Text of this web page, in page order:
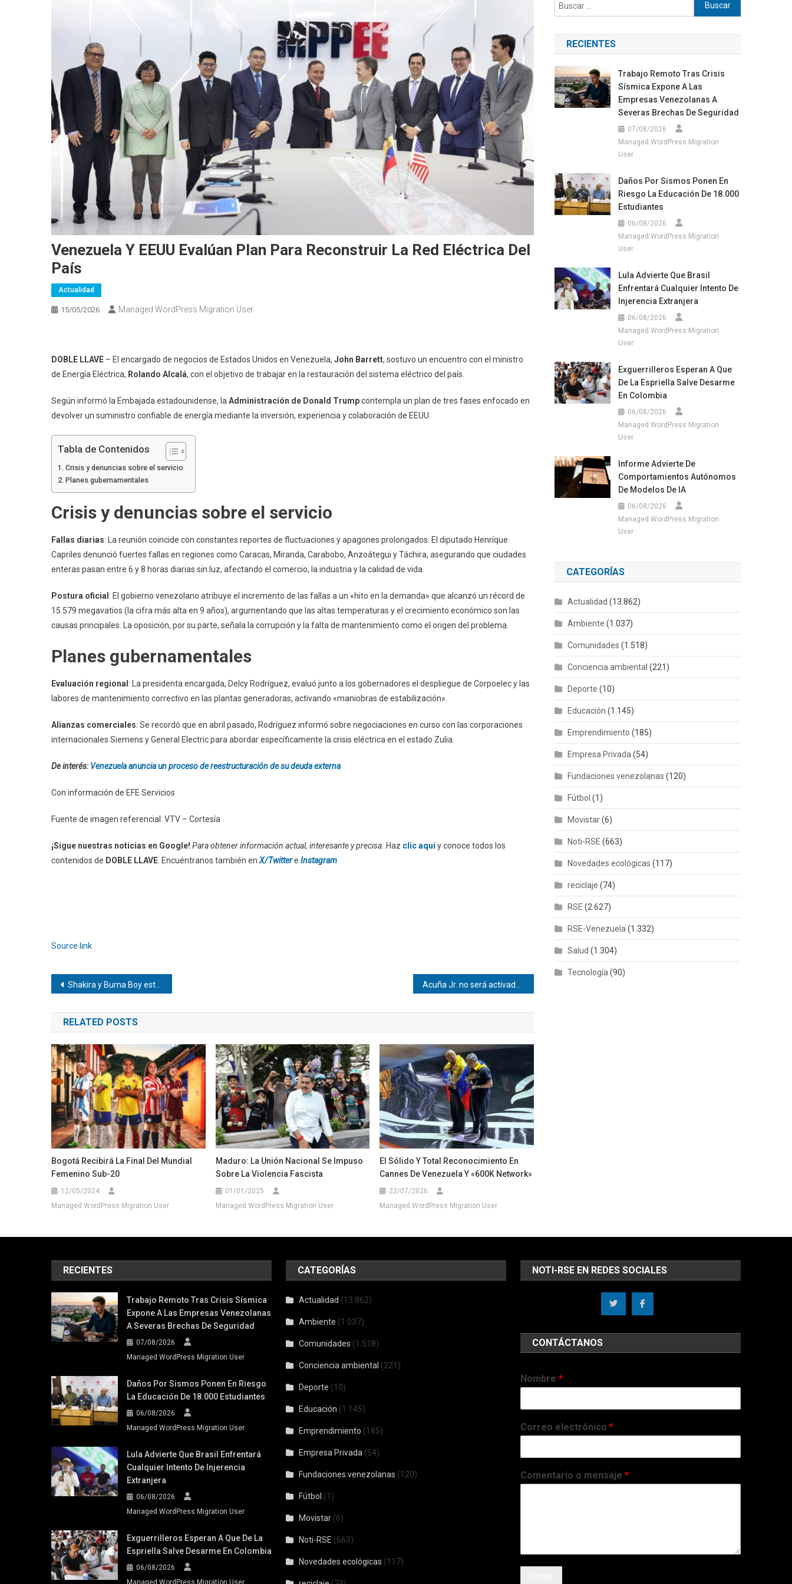
Venezuela Y EEUU Evalúan Plan Para Reconstruir La Red Eléctrica Del
País
Actualidad
15/05/2026 Managed WordPress Migration User
DOBLE LLAVE – El encargado de negocios de Estados Unidos en Venezuela, John Barrett, sostuvo un encuentro con el ministro
de Energía Eléctrica, Rolando Alcalá, con el objetivo de trabajar en la restauración del sistema eléctrico del país.
Según informó la Embajada estadounidense, la Administración de Donald Trumpcontempla un plan de tres fases enfocado en
devolver un suministro confiable de energía mediante la inversión, experiencia y colaboración de EEUU.
Tabla de Contenidos
Crisis y denuncias sobre el servicio
Planes gubernamentales
Crisis y denuncias sobre el servicio
Fallas diarias: La reunión coincide con constantes reportes de fluctuaciones y apagones prolongados. El diputado Henríque
Capriles denunció fuertes fallas en regiones como Caracas, Miranda, Carabobo, Anzoátegui y Táchira, asegurando que ciudades
enteras pasan entre 6 y 8 horas diarias sin luz, afectando el comercio, la industria y la calidad de vida.
Postura oficial : El gobierno venezolano atribuye el incremento de las fallas a un «hito en la demanda» que alcanzó un récord de
15.579 megavatios (la cifra más alta en 9 años), argumentando que las altas temperaturas y el crecimiento económico son las
causas principales. La oposición, por su parte, señala la corrupción y la falta de mantenimiento como el origen del problema.
Planes gubernamentales
Evaluación regional : La presidenta encargada, Delcy Rodríguez, evaluó junto a los gobernadores el despliegue de Corpoelec y las
labores de mantenimiento correctivo en las plantas generadoras, activando «maniobras de estabilización».
Alianzas comerciales: Se recordó que en abril pasado, Rodríguez informó sobre negociaciones en curso con las corporaciones
internacionales Siemens y General Electric para abordar específicamente la crisis eléctrica en el estado Zulia.
De interés:Venezuela anuncia un proceso de reestructuración de su deuda externa
Con información de EFE Servicios
Fuente de imagen referencial: VTV – Cortesía
¡Sigue nuestras noticias en Google! Para obtener información actual, interesante y precisa. Haz clic aquíy conoce todos los
contenidos de DOBLE LLAVE . Encuéntranos también en X/Twittere Instagram
Source link
Navegación
de
entradas
Shakira y Burna Boy estrenan la canción del Mundial 2026
RELATED POSTS
Bogotá Recibirá La Final Del Mundial
Femenino Sub-20
12/05/2024
Managed WordPress Migration User
Maduro: La Unión Nacional Se Impuso
Sobre La Violencia Fascista
01/01/2025
Managed WordPress Migration User
El Sólido Y Total Reconocimiento En
Cannes De Venezuela Y «600K Network»
22/07/2026
Managed WordPress Migration User
RECIENTES
Trabajo Remoto Tras Crisis
Sísmica Expone A Las
Empresas Venezolanas A
Severas Brechas De Seguridad
07/08/2026
Managed WordPress Migration
User
Daños Por Sismos Ponen En
Riesgo La Educación De 18.000
Estudiantes
06/08/2026
Managed WordPress Migration
User
Lula Advierte Que Brasil
Enfrentará Cualquier Intento De
Injerencia Extranjera
06/08/2026
Managed WordPress Migration
User
Exguerrilleros Esperan A Que
De La Espriella Salve Desarme
En Colombia
06/08/2026
Managed WordPress Migration
User
Informe Advierte De
Comportamientos Autónomos
De Modelos De IA
06/08/2026
Managed WordPress Migration
User
CATEGORÍAS
Actualidad (13.862)
Ambiente (1.037)
Comunidades (1.518)
Conciencia ambiental (221)
Deporte (10)
Educación (1.145)
Emprendimiento (185)
Empresa Privada (54)
Fundaciones venezolanas (120)
Fútbol (1)
Movistar(6)
Noti-RSE (663)
Novedades ecológicas (117)
reciclaje (74)
RSE (2.627)
RSE-Venezuela (1.332)
Salud (1.304)
Tecnología (90)
RECIENTES
Trabajo Remoto Tras Crisis Sísmica
Expone A Las Empresas Venezolanas
A Severas Brechas De Seguridad
07/08/2026
Managed WordPress Migration User
Daños Por Sismos Ponen En Riesgo
La Educación De 18.000 Estudiantes
06/08/2026
Managed WordPress Migration User
Lula Advierte Que Brasil Enfrentará
Cualquier Intento De Injerencia
Extranjera
06/08/2026
Managed WordPress Migration User
Exguerrilleros Esperan A Que De La
Espriella Salve Desarme En Colombia
06/08/2026
CATEGORÍAS
Actualidad (13.862)
Ambiente (1.037)
Comunidades (1.518)
Conciencia ambiental (221)
Deporte (10)
Educación (1.145)
Emprendimiento (185)
Empresa Privada (54)
Fundaciones venezolanas (120)
Fútbol (1)
Movistar (6)
Noti-RSE (663)
Novedades ecológicas (117)
NOTI-RSE EN REDES SOCIALES
CONTÁCTANOS
Nombre *
Correo electrónico *
Comentario o mensaje *